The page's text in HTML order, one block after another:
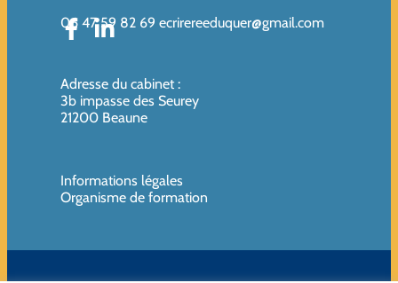
06 47 59 82 69 ecrirereeduquer@gmail.com
Adresse du cabinet :
3b impasse des Seurey
21200 Beaune
Informations légales
Organisme de formation